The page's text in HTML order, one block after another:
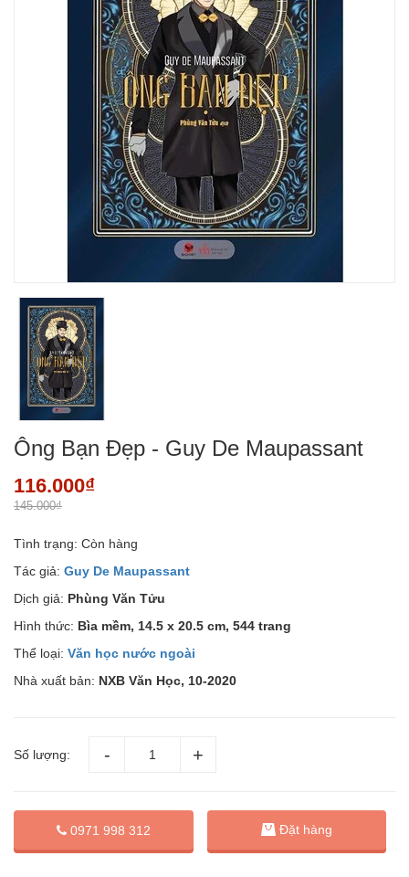
Ông Bạn Đẹp - Guy De Maupassant
116.000₫
145.000₫
Tình trạng: Còn hàng
Tác giả: Guy De Maupassant
Dịch giả: Phùng Văn Tửu
Hình thức: Bìa mềm, 14.5 x 20.5 cm, 544 trang
Thể loại: Văn học nước ngoài
Nhà xuất bản: NXB Văn Học, 10-2020
Số lượng:
0971 998 312 Đặt hàng